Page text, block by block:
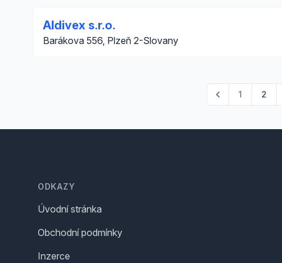
Aldivex s.r.o.
Barákova 556, Plzeň 2-Slovany
1 2
ODKAZY
Úvodní stránka
Obchodní podmínky
Inzerce